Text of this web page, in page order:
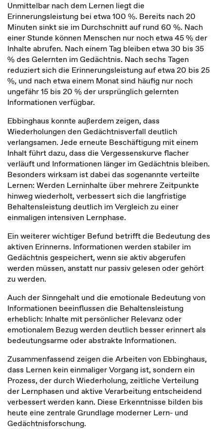
Unmittelbar nach dem Lernen liegt die
Erinnerungsleistung bei etwa 100 %. Bereits nach 20
Minuten sinkt sie im Durchschnitt auf rund 60 %. Nach
einer Stunde können Menschen nur noch etwa 45 % der
Inhalte abrufen. Nach einem Tag bleiben etwa 30 bis 35
% des Gelernten im Gedächtnis. Nach sechs Tagen
reduziert sich die Erinnerungsleistung auf etwa 20 bis 25
%, und nach etwa einem Monat sind häufig nur noch
ungefähr 15 bis 20 % der ursprünglich gelernten
Informationen verfügbar.
Ebbinghaus konnte außerdem zeigen, dass
Wiederholungen den Gedächtnisverfall deutlich
verlangsamen. Jede erneute Beschäftigung mit einem
Inhalt führt dazu, dass die Vergessenskurve flacher
verläuft und Informationen länger im Gedächtnis bleiben.
Besonders wirksam ist dabei das sogenannte verteilte
Lernen: Werden Lerninhalte über mehrere Zeitpunkte
hinweg wiederholt, verbessert sich die langfristige
Behaltensleistung deutlich im Vergleich zu einer
einmaligen intensiven Lernphase.
Ein weiterer wichtiger Befund betrifft die Bedeutung des
aktiven Erinnerns. Informationen werden stabiler im
Gedächtnis gespeichert, wenn sie aktiv abgerufen
werden müssen, anstatt nur passiv gelesen oder gehört
zu werden.
Auch der Sinngehalt und die emotionale Bedeutung von
Informationen beeinflussen die Behaltensleistung
erheblich: Inhalte mit persönlicher Relevanz oder
emotionalem Bezug werden deutlich besser erinnert als
bedeutungsarme oder abstrakte Informationen.
Zusammenfassend zeigen die Arbeiten von Ebbinghaus,
dass Lernen kein einmaliger Vorgang ist, sondern ein
Prozess, der durch Wiederholung, zeitliche Verteilung
der Lernphasen und aktive Verarbeitung entscheidend
verbessert werden kann. Diese Erkenntnisse bilden bis
heute eine zentrale Grundlage moderner Lern- und
Gedächtnisforschung.